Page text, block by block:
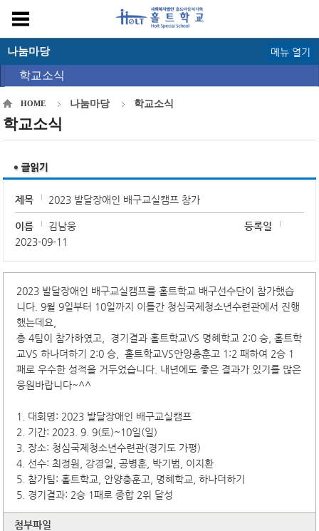
나눔마당
학교소식
메뉴 열기
HOME 나눔마당 학교소식
학교소식
제목 2023 발달장애인 배구교실캠프 참가
이름 김남웅
등록일
2023-09-11
2023 발달장애인 배구교실캠프를 홀트학교 배구선수단이 참가했습
니다. 9월 9일부터 10일까지 이틀간 청심국제청소년수련관에서 진행
했는데요,
총 4팀이 참가하였고, 경기결과 홀트학교VS 명혜학교 2:0 승, 홀트학
교VS 하나더하기 2:0 승, 홀트학교VS안양충훈고 1:2 패하여 2승 1
패로 우수한 성적을 거두었습니다. 내년에도 좋은 결과가 있기를 많은
응원바랍니다~^^
1. 대회명: 2023 발달장애인 배구교실캠프
2. 기간: 2023. 9. 9(토)~10일(일)
3. 장소: 청심국제청소년수련관(경기도 가평)
4. 선수: 최정원, 강경일, 공병훈, 박기범, 이지환
5. 참가팀: 홀트학교, 안양충훈고, 명혜학교, 하나더하기
5. 경기결과: 2승 1패로 종합 2위 달성
첨부파일